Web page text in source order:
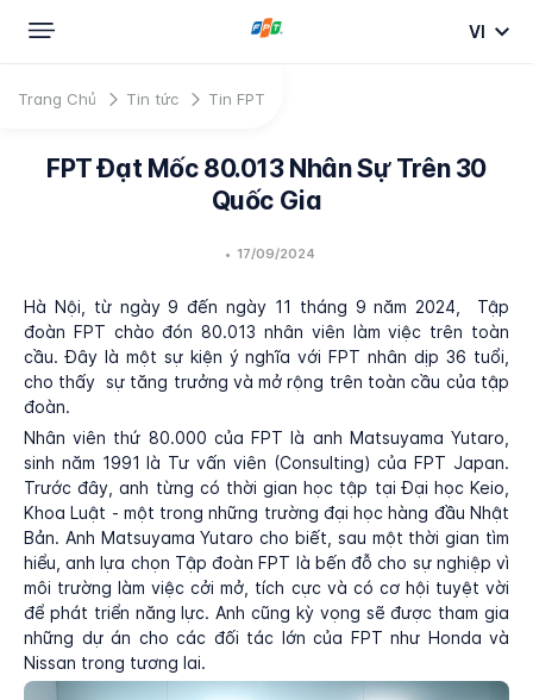
VI
Trang Chủ Tin tức Tin FPT
FPT Đạt Mốc 80.013 Nhân Sự Trên 30
Quốc Gia
• 17/09/2024
Hà Nội, từ ngày 9 đến ngày 11 tháng 9 năm 2024, Tập
đoàn FPT chào đón 80.013 nhân viên làm việc trên toàn
cầu. Đây là một sự kiện ý nghĩa với FPT nhân dịp 36 tuổi,
cho thấy sự tăng trưởng và mở rộng trên toàn cầu của tập
đoàn.
Nhân viên thứ 80.000 của FPT là anh Matsuyama Yutaro,
sinh năm 1991 là Tư vấn viên (Consulting) của FPT Japan.
Trước đây, anh từng có thời gian học tập tại Đại học Keio,
Khoa Luật - một trong những trường đại học hàng đầu Nhật
Bản. Anh Matsuyama Yutaro cho biết, sau một thời gian tìm
hiểu, anh lựa chọn Tập đoàn FPT là bến đỗ cho sự nghiệp vì
môi trường làm việc cởi mở, tích cực và có cơ hội tuyệt vời
để phát triển năng lực. Anh cũng kỳ vọng sẽ được tham gia
những dự án cho các đối tác lớn của FPT như Honda và
Nissan trong tương lai.